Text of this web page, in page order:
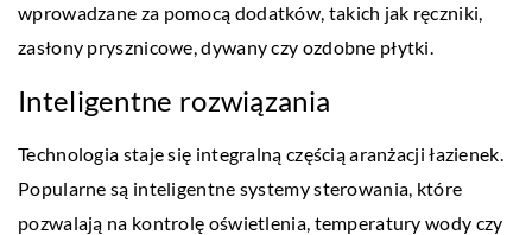
wprowadzane za pomocą dodatków, takich jak ręczniki,
zasłony prysznicowe, dywany czy ozdobne płytki.
Inteligentne rozwiązania
Technologia staje się integralną częścią aranżacji łazienek.
Popularne są inteligentne systemy sterowania, które
pozwalają na kontrolę oświetlenia, temperatury wody czy